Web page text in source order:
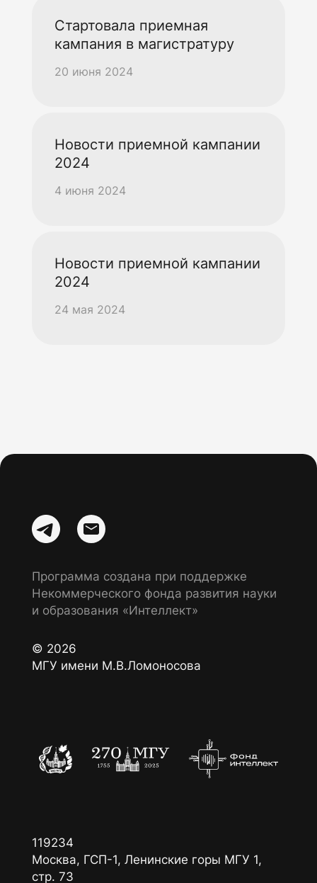
Стартовала приемная
кампания в магистратуру
20 июня 2024
Новости приемной кампании
2024
4 июня 2024
Новости приемной кампании
2024
24 мая 2024
Программа создана при поддержке
Некоммерческого фонда развития науки
и образования «Интеллект»
© 2026
МГУ имени М.В.Ломоносова
119234
Москва, ГСП-1, Ленинские горы МГУ 1,
стр. 73